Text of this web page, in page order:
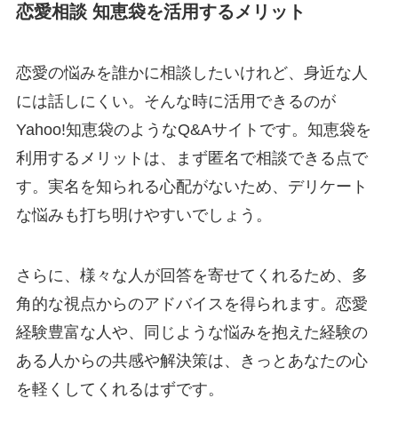
恋愛相談 知恵袋を活用するメリット
恋愛の悩みを誰かに相談したいけれど、身近な人
には話しにくい。そんな時に活用できるのが
Yahoo!知恵袋のようなQ&Aサイトです。知恵袋を
利用するメリットは、まず匿名で相談できる点で
す。実名を知られる心配がないため、デリケート
な悩みも打ち明けやすいでしょう。
さらに、様々な人が回答を寄せてくれるため、多
角的な視点からのアドバイスを得られます。恋愛
経験豊富な人や、同じような悩みを抱えた経験の
ある人からの共感や解決策は、きっとあなたの心
を軽くしてくれるはずです。